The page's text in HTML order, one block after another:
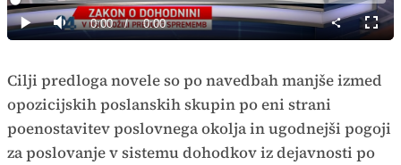
Predvajaj
Tiho Current
0:00 / Duration
0:00
0%
način
Cilji predloga novele so po navedbah manjše izmed
opozicijskih poslanskih skupin po eni strani
poenostavitev poslovnega okolja in ugodnejši pogoji
za poslovanje v sistemu dohodkov iz dejavnosti po